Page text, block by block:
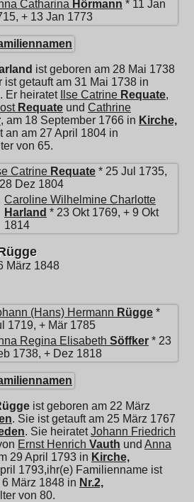
Catharina Hörmann * 11 Jan
+ 13 Jan 1773
ist geboren am 28 Mai 1738
ist getauft am 31 Mai 1738 in
. Er heiratet Ilse Catrine Requate,
Requate und Cathrine
, am 18 September 1766 in Kirche,
an am 27 April 1804 in
von 65.
Catrine Requate * 25 Jul 1735,
Dez 1804
Caroline Wilhelmine Charlotte
Harland * 23 Okt 1769, + 9 Okt
1814
März 1848
(Hans) Hermann Rügge *
1719, + Mär 1785
Regina Elisabeth Söffker * 23
1738, + Dez 1818
ist geboren am 22 März
. Sie ist getauft am 25 März 1767
. Sie heiratetJohann Friedrich
Ernst Henrich Vauth und Anna
29 April 1793 in Kirche,
1793,ihr(e) Familienname ist
März 1848 in Nr.2,
von 80.